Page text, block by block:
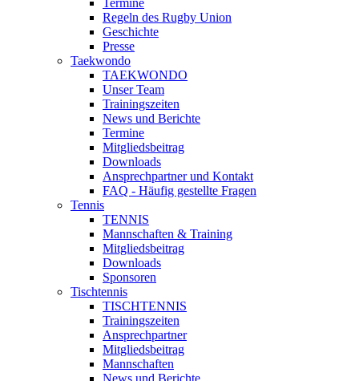
Termine
Regeln des Rugby Union
Geschichte
Presse
Taekwondo
TAEKWONDO
Unser Team
Trainingszeiten
News und Berichte
Termine
Mitgliedsbeitrag
Downloads
Ansprechpartner und Kontakt
FAQ - Häufig gestellte Fragen
Tennis
TENNIS
Mannschaften & Training
Mitgliedsbeitrag
Downloads
Sponsoren
Tischtennis
TISCHTENNIS
Trainingszeiten
Ansprechpartner
Mitgliedsbeitrag
Mannschaften
News und Berichte